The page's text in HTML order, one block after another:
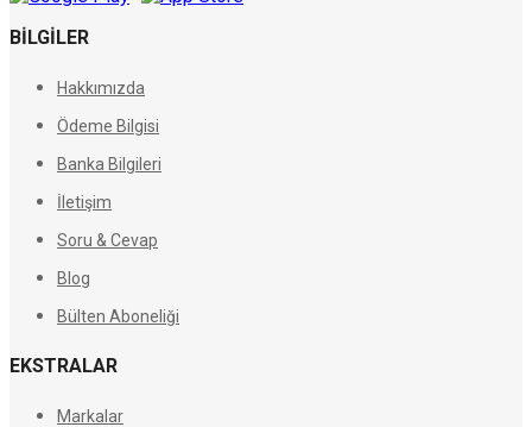
BILGILER
Hakkımızda
Ödeme Bilgisi
Banka Bilgileri
İletişim
Soru & Cevap
Blog
Bülten Aboneliği
EKSTRALAR
Markalar